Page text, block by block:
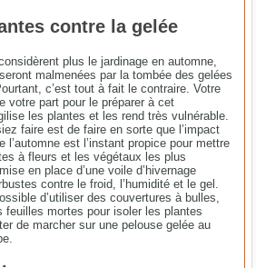
contre la gelée
plus le jardinage en automne,
malmenées par la tombée des gelées
c’est tout à fait le contraire. Votre
votre part pour le préparer à cet
les plantes et les rend très vulnérable.
faire est de faire en sorte que l’impact
l’automne est l’instant propice pour mettre
à fleurs et les végétaux les plus
en place d’une voile d’hivernage
contre le froid, l’humidité et le gel.
d’utiliser des couvertures à bulles,
feuilles mortes pour isoler les plantes
de marcher sur une pelouse gelée au